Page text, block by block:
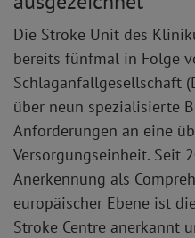
Die Stroke Unit des
bereits fünfmal in Folge
Schlaganfallgesellschaft
über neun spezialisierte
Anforderungen an eine
Versorgungseinheit. Seit
Anerkennung als
europäischer Ebene ist
Stroke Centre anerkannt